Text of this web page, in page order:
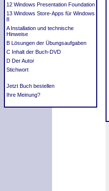
12 Windows Presentation Foundation
13 Windows Store-Apps für Windows
8
A Installation und technische
Hinweise
B Lösungen der Übungsaufgaben
C Inhalt der Buch-DVD
D Der Autor
Stichwort
Jetzt Buch bestellen
Ihre Meinung?